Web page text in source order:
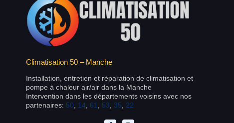
Climatisation 50 – Manche
Installation, entretien et réparation de climatisation et
pompe à chaleur air/air dans la Manche
Intervention dans les départements voisins avec nos
partenaires: 50, 14, 61, 53, 35, 22